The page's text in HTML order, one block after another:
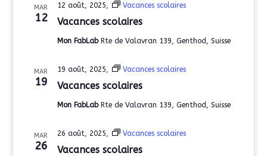
MAR
12 Vacances scolaires
12 août, 2025, Vacances scolaires
Mon FabLab Rte de Valavran 139, Genthod, Suisse
MAR
19 Vacances scolaires
19 août, 2025, Vacances scolaires
Mon FabLab Rte de Valavran 139, Genthod, Suisse
MAR
26 Vacances scolaires
26 août, 2025, Vacances scolaires